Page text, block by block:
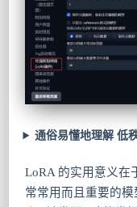
通俗易懂地理解 低
LoRA 的实用意义在
常常用而且重要的